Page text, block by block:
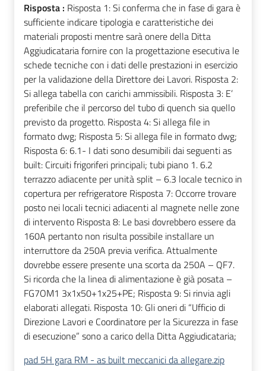
Risposta : Risposta 1: Si conferma che in fase di gara è
sufficiente indicare tipologia e caratteristiche dei
materiali proposti mentre sarà onere della Ditta
Aggiudicataria fornire con la progettazione esecutiva le
schede tecniche con i dati delle prestazioni in esercizio
per la validazione della Direttore dei Lavori. Risposta 2:
Si allega tabella con carichi ammissibili. Risposta 3: E’
preferibile che il percorso del tubo di quench sia quello
previsto da progetto. Risposta 4: Si allega file in
formato dwg; Risposta 5: Si allega file in formato dwg;
Risposta 6: 6.1- I dati sono desumibili dai seguenti as
built: Circuiti frigoriferi principali; tubi piano 1. 6.2
terrazzo adiacente per unità split – 6.3 locale tecnico in
copertura per refrigeratore Risposta 7: Occorre trovare
posto nei locali tecnici adiacenti al magnete nelle zone
di intervento Risposta 8: Le basi dovrebbero essere da
160A pertanto non risulta possibile installare un
interruttore da 250A previa verifica. Attualmente
dovrebbe essere presente una scorta da 250A – QF7.
Si ricorda che la linea di alimentazione è già posata –
FG7OM1 3x1x50+1x25+PE; Risposta 9: Si rinvia agli
elaborati allegati. Risposta 10: Gli oneri di “Ufficio di
Direzione Lavori e Coordinatore per la Sicurezza in fase
di esecuzione” sono a carico della Ditta Aggiudicataria;
pad 5H gara RM - as built meccanici da allegare.zip